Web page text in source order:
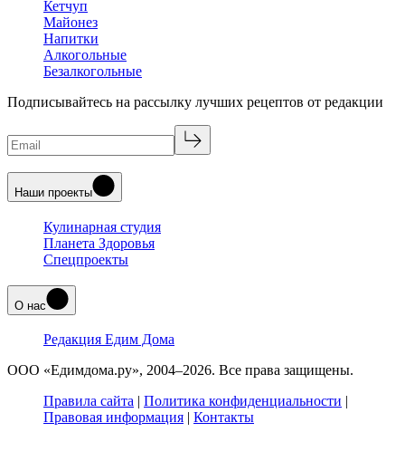
Кетчуп
Майонез
Напитки
Алкогольные
Безалкогольные
Подписывайтесь на рассылку лучших рецептов от редакции
Наши проекты
Кулинарная студия
Планета Здоровья
Спецпроекты
О нас
Редакция Едим Дома
ООО «Едимдома.ру», 2004–2026. Все права защищены.
Правила сайта | Политика конфиденциальности |
Правовая информация | Контакты